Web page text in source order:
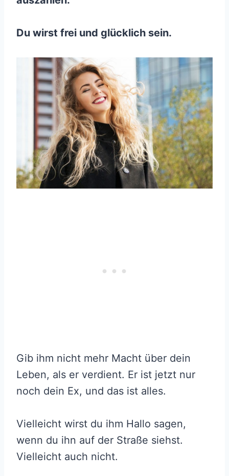
Du wirst frei und glücklich sein.
Gib ihm nicht mehr Macht über dein
Leben, als er verdient. Er ist jetzt nur
noch dein Ex, und das ist alles.
Vielleicht wirst du ihm Hallo sagen,
wenn du ihn auf der Straße siehst.
Vielleicht auch nicht.